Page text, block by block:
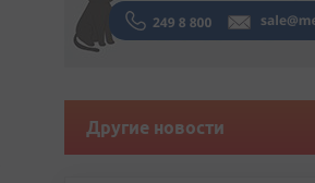
Другие новости